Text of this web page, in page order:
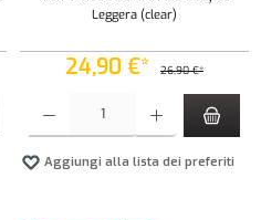
Leggera (clear)
24,90 €* 26,90 €*
Aggiungi alla lista dei preferiti